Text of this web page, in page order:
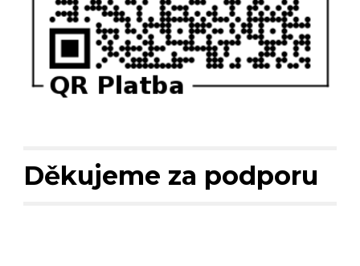
Děkujeme za podporu